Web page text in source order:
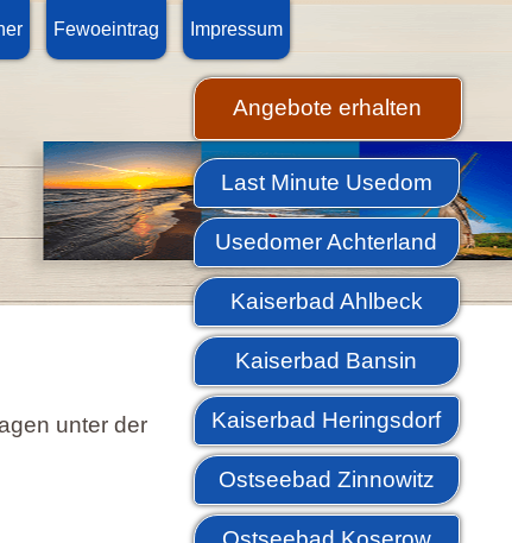
Fewoeintrag Impressum
Angebote erhalten
Last Minute Usedom
Usedomer Achterland
Kaiserbad Ahlbeck
Kaiserbad Bansin
Kaiserbad Heringsdorf
Ostseebad Zinnowitz
unter der